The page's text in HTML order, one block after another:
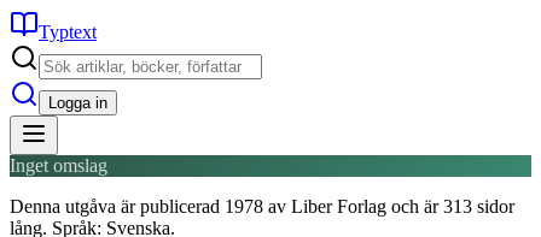
Typtext
Logga in
Inget omslag
Denna utgåva är publicerad 1978 av Liber Forlag och är 313 sidor
lång. Språk: Svenska.